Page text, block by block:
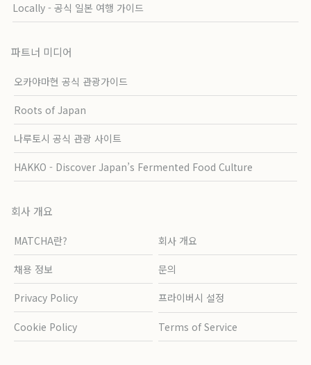
Locally - 공식 일본 여행 가이드
파트너 미디어
오카야마현 공식 관광가이드
Roots of Japan
나루토시 공식 관광 사이트
HAKKO - Discover Japan’s Fermented Food Culture
회사 개요
MATCHA란? 회사 개요
채용 정보 문의
Privacy Policy 프라이버시 설정
Cookie Policy Terms of Service